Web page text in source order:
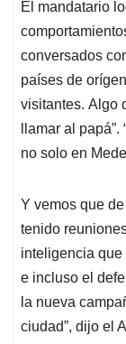
El mandatario
conversados
países de
visitantes. Algo
llamar al
no solo en
Y vemos que
tenido
inteligencia que
e incluso el
la nueva
ciudad”, dijo el